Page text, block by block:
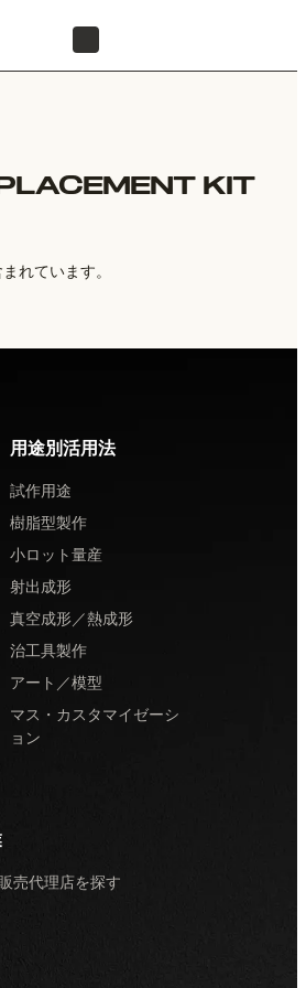
KIT
れています。
用途別活用法
試作用途
樹脂型製作
小ロット量産
射出成形
真空成形／熱成形
治工具製作
アート／模型
マス・カスタマイゼーシ
ョン
売代理店を探す